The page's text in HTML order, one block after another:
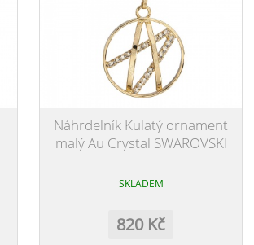
Náhrdelník Kulatý ornament
malý Au Crystal SWAROVSKI
SKLADEM
820 Kč